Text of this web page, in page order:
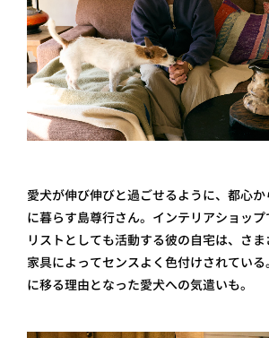
愛犬が伸び伸びと過ごせるように、都心
に暮らす島尊行さん。インテリアショッ
リストとしても活動する彼の自宅は、さ
家具によってセンスよく色付けされてい
に移る理由となった愛犬への気遣いも。